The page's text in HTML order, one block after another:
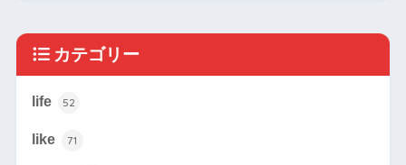
カテゴリー
life 52
like 71